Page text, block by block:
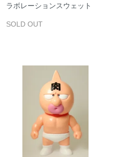
ラボレーションスウェット
SOLD OUT